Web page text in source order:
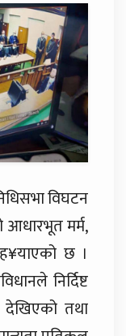
विघटन
आधारभूत मर्म,
छ ।
निर्दिष्ट
देखिएको तथा